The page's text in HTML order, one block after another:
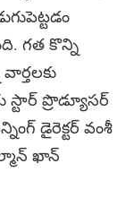
గత కొన్ని
స్టార్ ప్రొడ్యూసర్
డైరెక్టర్ వంశీ
ఖాన్